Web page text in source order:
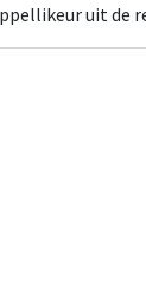
uit de